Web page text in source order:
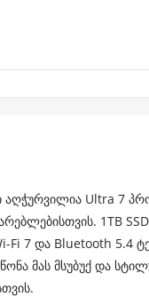
აღჭურვილია Ultra 7
1TB
Fi 7 და Bluetooth 5.4
მას მსუბუქ და